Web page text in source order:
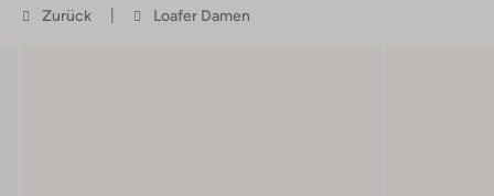
Zurück Loafer Damen